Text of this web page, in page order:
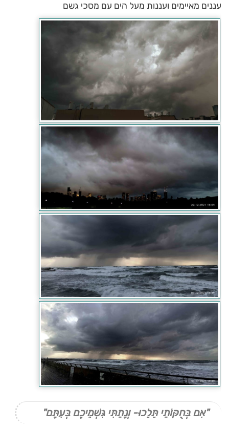
עננים מאיימים ועננות מעל הים עם מסכי גשם
"אִם בְּחֻקּוֹתַי תֵּלֵכוּ- וְנָתַתִּי גִּשְׁמֵיכֶם בְּעִתָּם"